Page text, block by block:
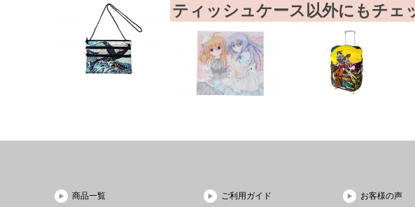
ティッシュケース以外にもチェ
商品一覧 ご利用ガイド お客様の声